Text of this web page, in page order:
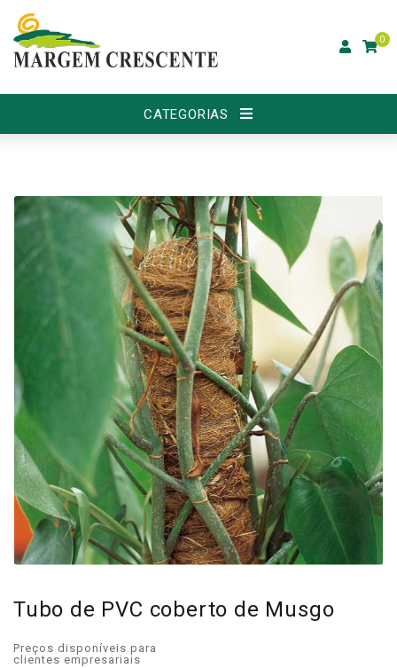
0
CATEGORIAS
Tubo de PVC coberto de Musgo
Preços disponíveis para
clientes empresariais